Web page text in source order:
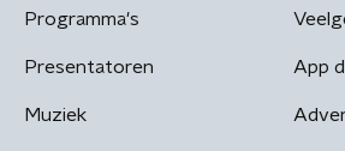
Programma's
Presentatoren
Muziek
App